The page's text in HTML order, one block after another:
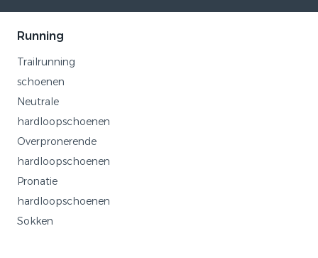
Running
Trailrunning
schoenen
Neutrale
hardloopschoenen
Overpronerende
hardloopschoenen
Pronatie
hardloopschoenen
Sokken